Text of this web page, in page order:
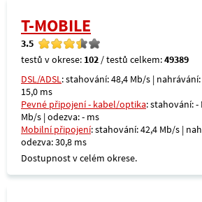
T-MOBILE
3.5
testů v okrese: 102 / testů celkem:49389
DSL/ADSL: stahování: 48,4 Mb/s |
15,0 ms
Pevné připojení - kabel/optika: stahování: -
Mb/s | odezva: - ms
Mobilní připojení: stahování: 42,4 Mb/s |
odezva: 30,8 ms
Dostupnost v celém okrese.